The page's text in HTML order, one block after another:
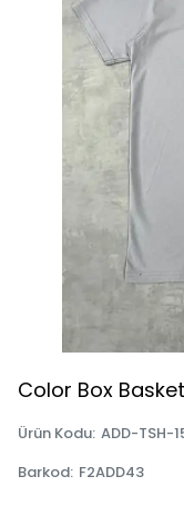
Color Box
Ürün Kodu: ADD-TSH-
Barkod: F2ADD43